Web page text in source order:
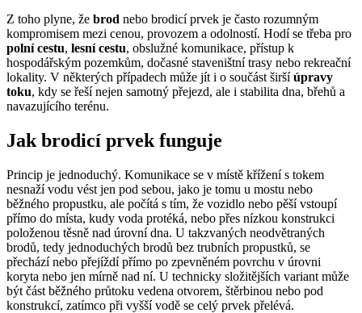
Z toho plyne, že brod nebo brodicí prvek je často rozumným
kompromisem mezi cenou, provozem a odolností. Hodí se třeba pro
polní cestu, lesní cestu, obslužné komunikace, přístup k
hospodářským pozemkům, dočasné staveništní trasy nebo rekreační
lokality. V některých případech může jít i o součást širšíúpravy
toku, kdy se řeší nejen samotný přejezd, ale i stabilita dna, břehů a
navazujícího terénu.
Jak brodicí prvek funguje
Princip je jednoduchý. Komunikace se v místě křížení s tokem
nesnaží vodu vést jen pod sebou, jako je tomu u mostu nebo
běžného propustku, ale počítá s tím, že vozidlo nebo pěší vstoupí
přímo do místa, kudy voda protéká, nebo přes nízkou konstrukci
položenou těsně nad úrovní dna. U takzvaných neodvětraných
brodů, tedy jednoduchých brodů bez trubních propustků, se
přechází nebo přejíždí přímo po zpevněném povrchu v úrovni
koryta nebo jen mírně nad ní. U technicky složitějších variant může
být část běžného průtoku vedena otvorem, štěrbinou nebo pod
konstrukcí, zatímco při vyšší vodě se celý prvek přelévá.